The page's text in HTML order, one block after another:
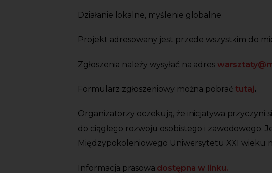
Działanie lokalne, myślenie globalne
Projekt adresowany jest przede wszystkim do
Zgłoszenia należy wysyłać na adres
Formularz zgłoszeniowy można pobrać tutaj.
Organizatorzy oczekują, że inicjatywa przyczyni
do ciągłego rozwoju osobistego i zawodowego.
Międzypokoleniowego Uniwersytetu XXI wieku
Informacja prasowa dostępna w linku.